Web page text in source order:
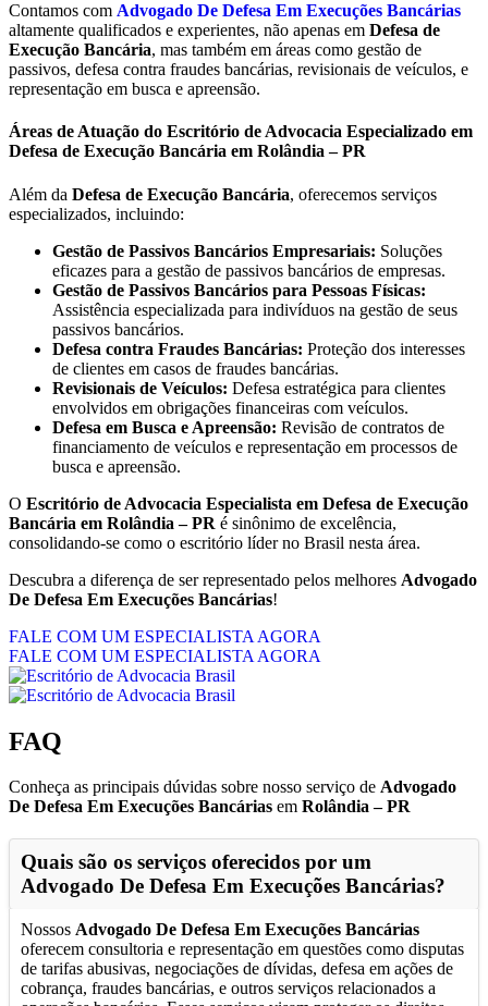
Contamos com Advogado De Defesa Em Execuções Bancárias
altamente qualificados e experientes, não apenas em Defesa de
Execução Bancária, mas também em áreas como gestão de
passivos, defesa contra fraudes bancárias, revisionais de veículos, e
representação em busca e apreensão.
Áreas de Atuação do Escritório de Advocacia Especializado em
Defesa de Execução Bancária em Rolândia – PR
Além da Defesa de Execução Bancária, oferecemos serviços
especializados, incluindo:
Gestão de Passivos Bancários Empresariais: Soluções
eficazes para a gestão de passivos bancários de empresas.
Gestão de Passivos Bancários para Pessoas Físicas:
Assistência especializada para indivíduos na gestão de seus
passivos bancários.
Defesa contra Fraudes Bancárias: Proteção dos interesses
de clientes em casos de fraudes bancárias.
Revisionais de Veículos: Defesa estratégica para clientes
envolvidos em obrigações financeiras com veículos.
Defesa em Busca e Apreensão: Revisão de contratos de
financiamento de veículos e representação em processos de
busca e apreensão.
O Escritório de Advocacia Especialista em Defesa de Execução
Bancária em Rolândia – PR é sinônimo de excelência,
consolidando-se como o escritório líder no Brasil nesta área.
Descubra a diferença de ser representado pelos melhores Advogado
De Defesa Em Execuções Bancárias!
FALE COM UM ESPECIALISTA AGORA
FALE COM UM ESPECIALISTA AGORA
FAQ
Conheça as principais dúvidas sobre nosso serviço de Advogado
De Defesa Em Execuções Bancárias em Rolândia – PR
Quais são os serviços oferecidos por um
Advogado De Defesa Em Execuções Bancárias?
Nossos Advogado De Defesa Em Execuções Bancárias
oferecem consultoria e representação em questões como disputas
de tarifas abusivas, negociações de dívidas, defesa em ações de
cobrança, fraudes bancárias, e outros serviços relacionados a